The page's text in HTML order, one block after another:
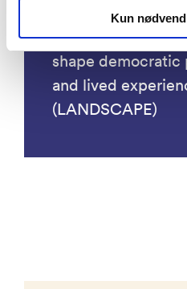
Kun
conflicts on
citizens: how
shape
and lived
(LANDSCAPE)